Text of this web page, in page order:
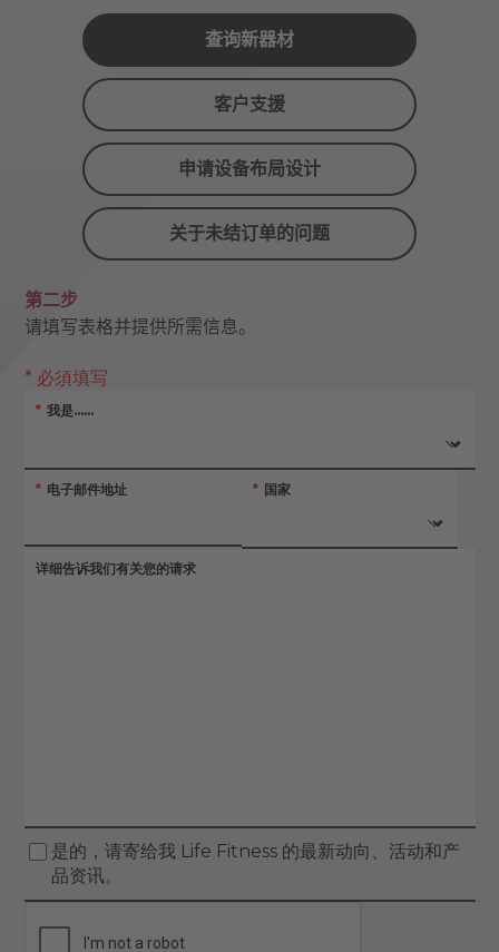
查询新器材
客户支援
申请设备布局设计
关于未结订单的问题
第二步
请填写表格并提供所需信息。